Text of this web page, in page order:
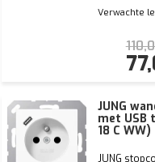
Verwachte
JUNG
met USB
18 C WW)
JUNG